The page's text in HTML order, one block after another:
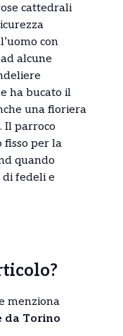
cattedrali
con
alcune
ha bucato il
una fioriera
Il parroco
fisso per la
quando
di fedeli e
menziona
da Torino